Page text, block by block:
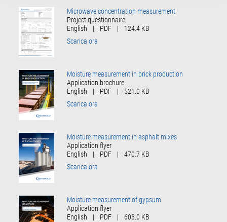
Microwave concentration measurement
Project questionnaire
English
| PDF |
124.4 KB
Scarica ora
Moisture measurement in brick production
Application brochure
English
| PDF |
521.0 KB
Scarica ora
Moisture measurement in asphalt mixes
Application flyer
English
| PDF |
470.7 KB
Scarica ora
Moisture measurement of gypsum
Application flyer
English
| PDF |
603.0 KB